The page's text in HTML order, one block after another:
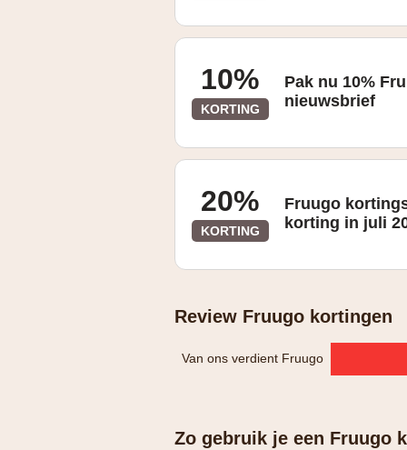
10%
KORTING
Pak nu 10%
nieuwsbrief
20%
KORTING
Fruugo
korting in juli
Review Fruugo kortingen
Van ons verdient Fruugo
Zo gebruik je een Fruugo